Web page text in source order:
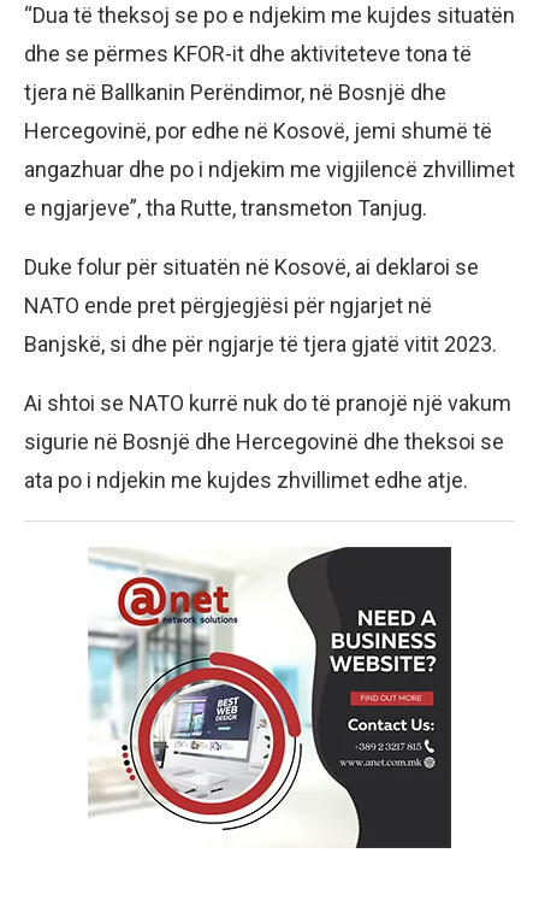
“Dua të theksoj se po e ndjekim me kujdes situatën
dhe se përmes KFOR-it dhe aktiviteteve tona të
tjera në Ballkanin Perëndimor, në Bosnjë dhe
Hercegovinë, por edhe në Kosovë, jemi shumë të
angazhuar dhe po i ndjekim me vigjilencë zhvillimet
e ngjarjeve”, tha Rutte, transmeton Tanjug.
Duke folur për situatën në Kosovë, ai deklaroi se
NATO ende pret përgjegjësi për ngjarjet në
Banjskë, si dhe për ngjarje të tjera gjatë vitit 2023.
Ai shtoi se NATO kurrë nuk do të pranojë një vakum
sigurie në Bosnjë dhe Hercegovinë dhe theksoi se
ata po i ndjekin me kujdes zhvillimet edhe atje.